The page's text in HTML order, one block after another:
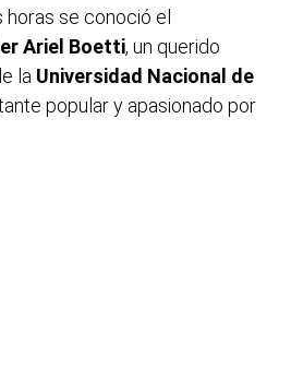
se conoció el
Ariel Boetti, un querido
la Universidad Nacional de
popular y apasionado por